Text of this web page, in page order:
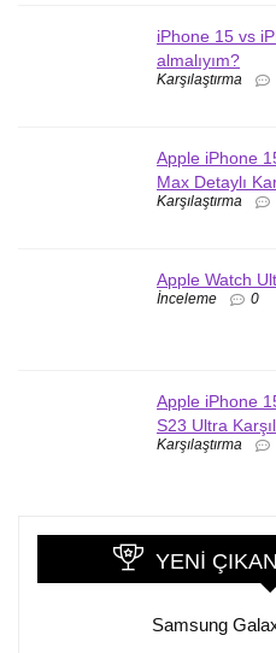
iPhone 15 vs
almalıyım?
Karşılaştırma
Apple iPhone
Max Detaylı
Karşılaştırma
Apple Watch
İnceleme 0
Apple iPhone
S23 Ultra
Karşılaştırma
YENI
Samsung